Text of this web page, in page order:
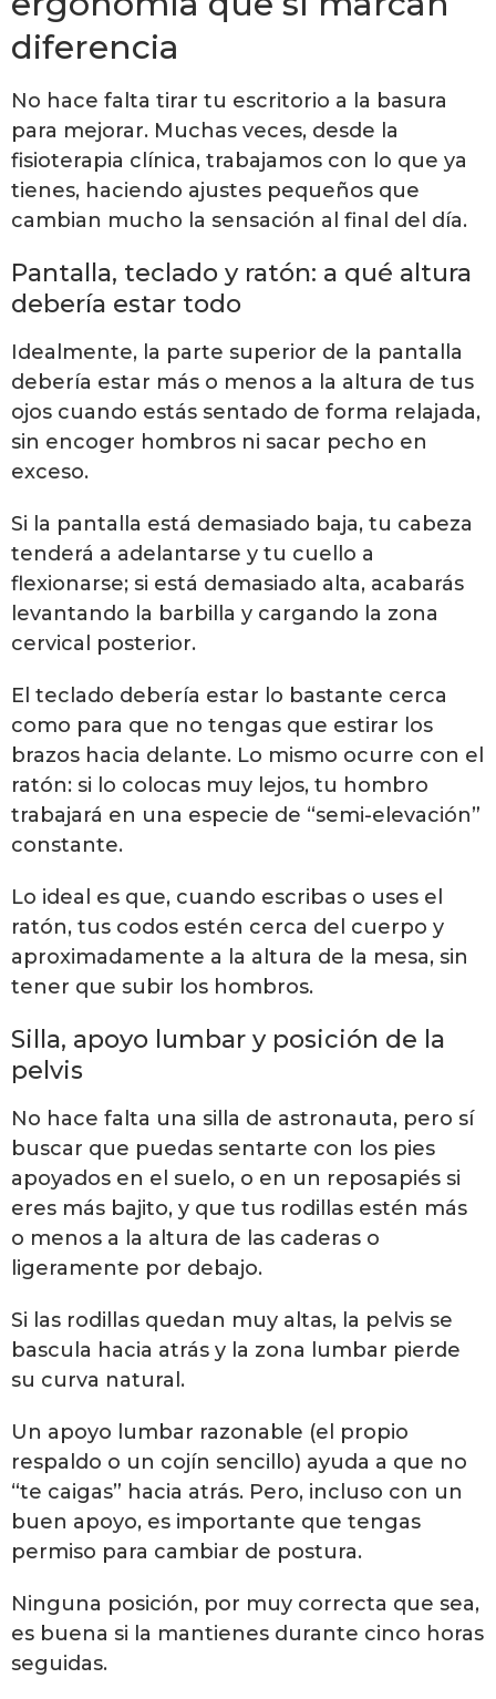
diferencia
No hace falta tirar tu escritorio a la basura
para mejorar. Muchas veces, desde la
fisioterapia clínica, trabajamos con lo que ya
tienes, haciendo ajustes pequeños que
cambian mucho la sensación al final del día.
Pantalla, teclado y ratón: a qué altura
debería estar todo
Idealmente, la parte superior de la pantalla
debería estar más o menos a la altura de tus
ojos cuando estás sentado de forma relajada,
sin encoger hombros ni sacar pecho en
exceso.
Si la pantalla está demasiado baja, tu cabeza
tenderá a adelantarse y tu cuello a
flexionarse; si está demasiado alta, acabarás
levantando la barbilla y cargando la zona
cervical posterior.
El teclado debería estar lo bastante cerca
como para que no tengas que estirar los
brazos hacia delante. Lo mismo ocurre con el
ratón: si lo colocas muy lejos, tu hombro
trabajará en una especie de “semi-elevación”
constante.
Lo ideal es que, cuando escribas o uses el
ratón, tus codos estén cerca del cuerpo y
aproximadamente a la altura de la mesa, sin
tener que subir los hombros.
Silla, apoyo lumbar y posición de la
pelvis
No hace falta una silla de astronauta, pero sí
buscar que puedas sentarte con los pies
apoyados en el suelo, o en un reposapiés si
eres más bajito, y que tus rodillas estén más
o menos a la altura de las caderas o
ligeramente por debajo.
Si las rodillas quedan muy altas, la pelvis se
bascula hacia atrás y la zona lumbar pierde
su curva natural.
Un apoyo lumbar razonable (el propio
respaldo o un cojín sencillo) ayuda a que no
“te caigas” hacia atrás. Pero, incluso con un
buen apoyo, es importante que tengas
permiso para cambiar de postura.
Ninguna posición, por muy correcta que sea,
es buena si la mantienes durante cinco horas
seguidas.